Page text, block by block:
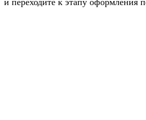
и переходите к этапу